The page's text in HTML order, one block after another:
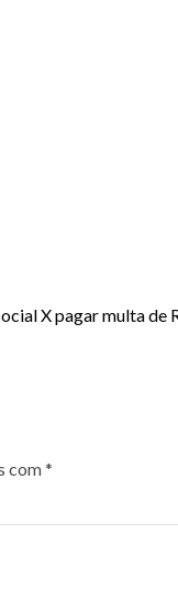
X pagar multa de
com*